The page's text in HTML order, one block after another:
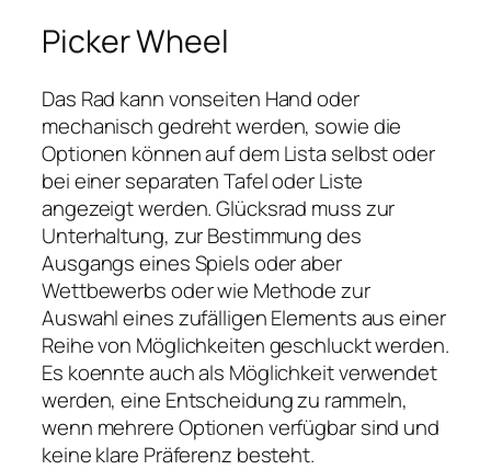
Picker Wheel
Das Rad kann vonseiten Hand oder
mechanisch gedreht werden, sowie die
Optionen können auf dem Lista selbst oder
bei einer separaten Tafel oder Liste
angezeigt werden. Glücksrad muss zur
Unterhaltung, zur Bestimmung des
Ausgangs eines Spiels oder aber
Wettbewerbs oder wie Methode zur
Auswahl eines zufälligen Elements aus einer
Reihe von Möglichkeiten geschluckt werden.
Es koennte auch als Möglichkeit verwendet
werden, eine Entscheidung zu rammeln,
wenn mehrere Optionen verfügbar sind und
keine klare Präferenz besteht.